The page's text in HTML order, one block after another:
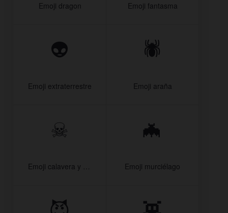
Emoji dragon Emoji fantasma
👽
Emoji extraterrestre
🕷️
Emoji araña
☠
️ Emoji calavera y huesos cruzados
🦇
Emoji murciélago